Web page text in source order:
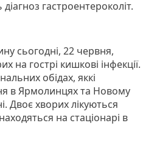
гастроентероколіт.
сьогодні, 22 червня,
на гострі кишкові інфекції.
обідах, яккі
в Ярмолинцях та Новому
Двоє хворих лікуються
на стаціонарі в